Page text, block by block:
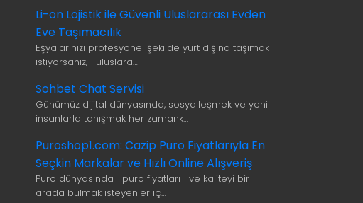
Li-on Lojistik ile Güvenli Uluslararası Evden
Eve Taşımacılık
Eşyalarınızı profesyonel şekilde yurt dışına taşımak
istiyorsanız, uluslara…
Sohbet Chat Servisi
Günümüz dijital dünyasında, sosyalleşmek ve yeni
insanlarla tanışmak her zamank…
Puroshop1.com: Cazip Puro Fiyatlarıyla En
Seçkin Markalar ve Hızlı Online Alışveriş
Puro dünyasında puro fiyatları ve kaliteyi bir
arada bulmak isteyenler iç…